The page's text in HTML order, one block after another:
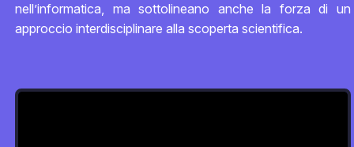
nell’informatica, ma sottolineano anche la forza di un
approccio interdisciplinare alla scoperta scientifica.